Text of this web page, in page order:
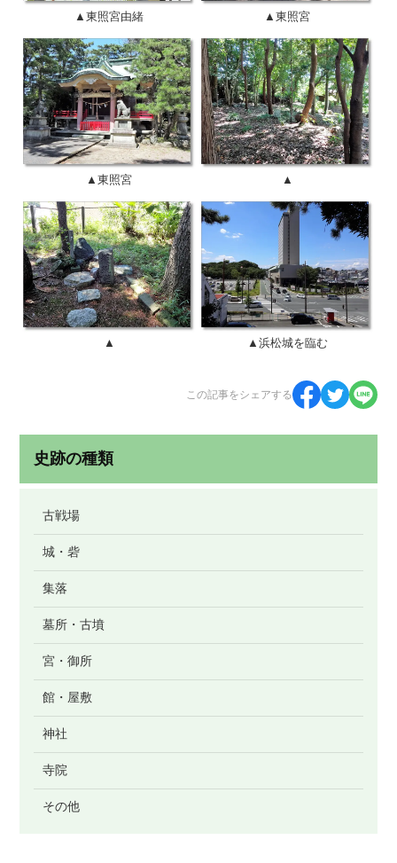
▲東照宮由緒 ▲東照宮
▲東照宮 ▲
▲ ▲浜松城を臨む
この記事をシェアする
史跡の種類
古戦場
城・砦
集落
墓所・古墳
宮・御所
館・屋敷
神社
寺院
その他